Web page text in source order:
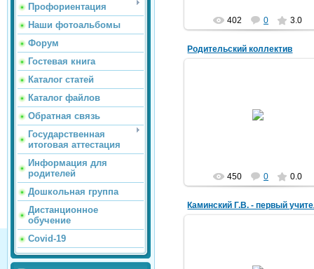
Профориентация
Наши фотоальбомы
Форум
Гостевая книга
Каталог статей
Каталог файлов
Обратная связь
Государственная
итоговая аттестация
Информация для
родителей
Дошкольная группа
Дистанционное
обучение
Covid-19
402 0 3.0
Родительский коллектив
450 0 0.0
Каминский Г.В. - первый